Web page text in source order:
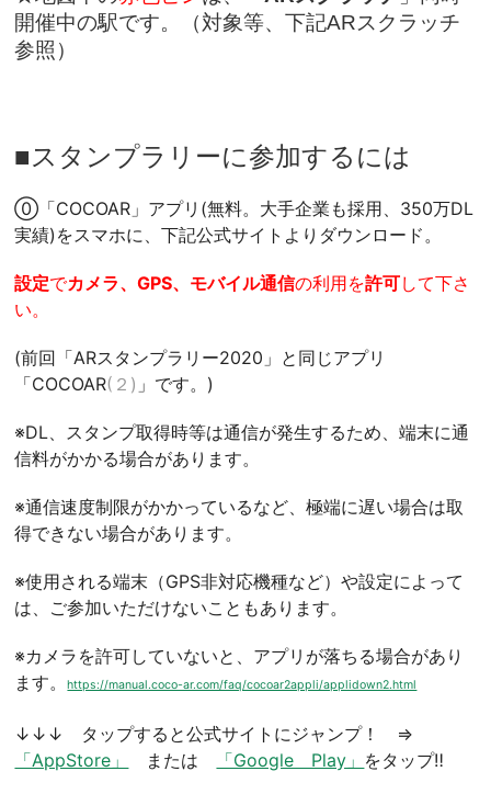
開催中の駅です。（対象等、下記ARスクラッチ
参照）
■スタンプラリーに参加するには
⓪「COCOAR」アプリ(無料。大手企業も採用、350万DL
実績)をスマホに、下記公式サイトよりダウンロード。
設定でカメラ、GPS、モバイル通信の利用を許可して下さ
い。
(前回「ARスタンプラリー2020」と同じアプリ
「COCOAR(２) 」です。)
※DL、スタンプ取得時等は通信が発生するため、端末に通
信料がかかる場合があります。
※通信速度制限がかかっているなど、極端に遅い場合は取
得できない場合があります。
※使用される端末（GPS非対応機種など）や設定によって
は、ご参加いただけないこともあります。
※カメラを許可していないと、アプリが落ちる場合があり
ます。https://manual.coco-ar.com/faq/cocoar2appli/applidown2.html
↓↓↓ タップすると公式サイトにジャンプ！ ⇒
「AppStore」
または 「Google Play」 をタップ‼